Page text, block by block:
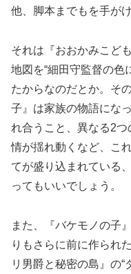
他、脚本までもを手が
それは『おおかみこど
地図を“細田守監督の色
たからなのだとか。そ
子』は家族の物語にな
れ合うこと、異なる2
情が揺れ動くなど、こ
てが盛り込まれている
ってもいいでしょう。
また、『バケモノの子
りもさらに前に作られ
リ男爵と秘密の島』の“